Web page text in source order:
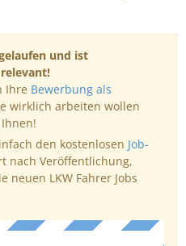
und ist
Ihre Bewerbung als
wirklich arbeiten wollen
den kostenlosen Job-
nach Veröffentlichung,
neuen LKW Fahrer Jobs